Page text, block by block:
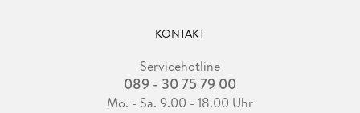
KONTAKT
Servicehotline
089 - 30 75 79 00
Mo. - Sa. 9.00 - 18.00 Uhr